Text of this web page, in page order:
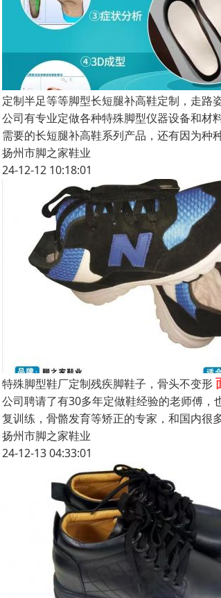
定制半足等等脚型长短腿补高鞋定制，走路
公司有专业定做各种特殊脚型仪器设备和材
需要的长短腿补高鞋系列产品，还有因为种
扬州市脚之家鞋业
24-12-12 10:18:01
特殊脚型鞋厂定制残疾脚鞋子，骨头不变形
公司聘请了有30多年定做鞋经验的老师傅
复训练，骨骼发育等矫正的专家，和国内很
扬州市脚之家鞋业
24-12-13 04:33:01